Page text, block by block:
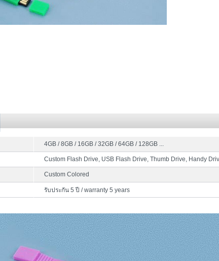
4GB / 8GB / 16GB / 32GB / 64GB / 128GB ...
Custom Flash Drive, USB Flash Drive, Thumb Drive, Handy
Custom Colored
รับประกัน 5 ปี / warranty 5 years